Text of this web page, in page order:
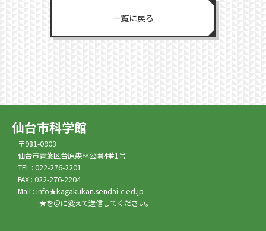
一覧に戻る
仙台市科学館
〒981-0903
仙台市青葉区台原森林公園4番1号
TEL : 022-276-2201
FAX : 022-276-2204
Mail : info★kagakukan.sendai-c.ed.jp
★を＠に変えて送信してください。